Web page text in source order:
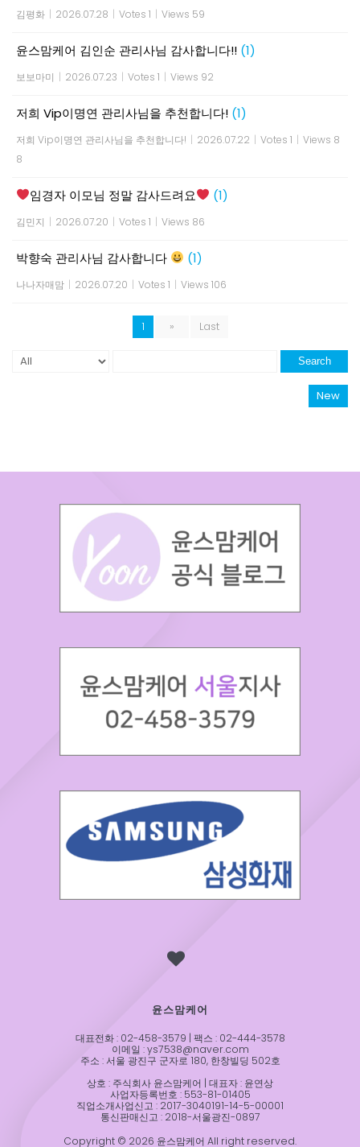
김평화 | 2026.07.28 | Votes 1 | Views 59
윤스맘케어 김인순 관리사님 감사합니다!! (1)
보보마미 | 2026.07.23 | Votes 1 | Views 92
저희 Vip이명연 관리사님을 추천합니다! (1)
저희 Vip이명연 관리사님을 추천합니다! | 2026.07.22 | Votes 1 | Views 8
8
임경자 이모님 정말 감사드려요 (1)
김민지 | 2026.07.20 | Votes 1 | Views 86
박향숙 관리사님 감사합니다 (1)
나나자매맘 | 2026.07.20 | Votes 1 | Views 106
1 » Last
Search
New
윤스맘케어
대표전화 : 02-458-3579 | 팩스 : 02-444-3578
이메일 : ys7538@naver.com
주소 : 서울 광진구 군자로 180, 한창빌딩 502호
상호 : 주식회사 윤스맘케어 | 대표자 : 윤연상
사업자등록번호 : 553-81-01405
직업소개사업신고 : 2017-3040191-14-5-00001
통신판매신고 : 2018-서울광진-0897
Copyright © 2026 윤스맘케어 All right reserved.